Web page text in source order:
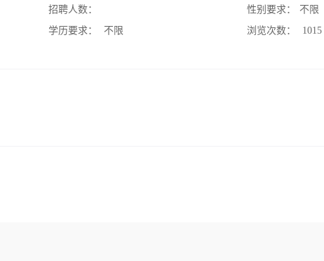
招聘人数：
学历要求：
不限
性别要求：
不限
浏览次数：
1015